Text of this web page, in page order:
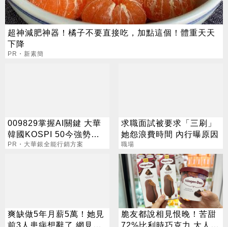
超神減肥神器！橘子不要直接吃，加點這個！體重天天
下降
PR・新素簡
009829掌握AI關鍵 大華
韓國KOSPI 50今強勢開
募
PR・大華銀全能行銷方案
求職面試被要求「三刷」
她怨浪費時間 內行曝原因
職場
爽缺做5年月薪5萬！她見
前3人患病想辭了 網見細
脆友都說相見恨晚！苦甜
72%比利時巧克力 大人味